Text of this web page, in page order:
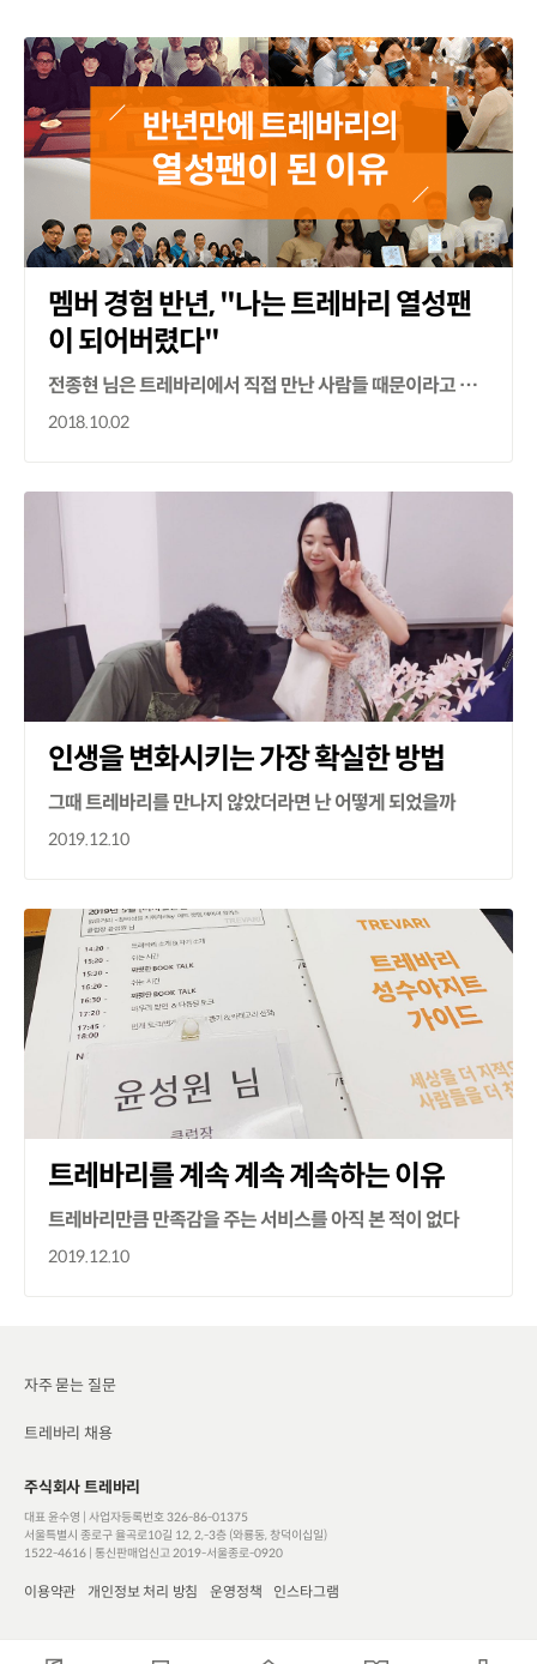
멤버 경험 반년, "나는 트레바리 열성팬
이 되어버렸다"
전종현 님은 트레바리에서 직접 만난 사람들 때문이라고 말했습니다.
2018.10.02
인생을 변화시키는 가장 확실한 방법
그때 트레바리를 만나지 않았더라면 난 어떻게 되었을까
2019.12.10
트레바리를 계속 계속 계속하는 이유
트레바리만큼 만족감을 주는 서비스를 아직 본 적이 없다
2019.12.10
자주 묻는 질문
트레바리 채용
주식회사 트레바리
대표 윤수영 | 사업자등록번호 326-86-01375
서울특별시 종로구 율곡로10길 12, 2,-3층 (와룡동, 창덕이십일)
1522-4616 통신판매업신고 2019-서울종로-0920
이용약관 개인정보 처리 방침 운영정책 인스타그램